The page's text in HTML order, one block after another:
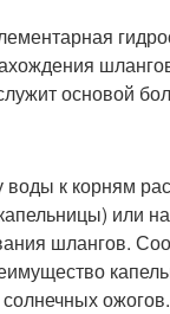
основой
к корням
или
шлангов.
ожогов.